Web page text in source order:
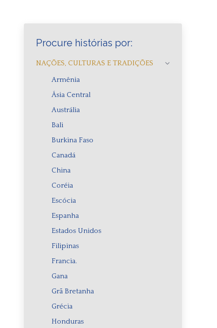
Procure histórias por:
NAÇÕES, CULTURAS E TRADIÇÕES
Armênia
Ásia Central
Austrália
Bali
Burkina Faso
Canadá
China
Coréia
Escócia
Espanha
Estados Unidos
Filipinas
Francia.
Gana
Grã Bretanha
Grécia
Honduras